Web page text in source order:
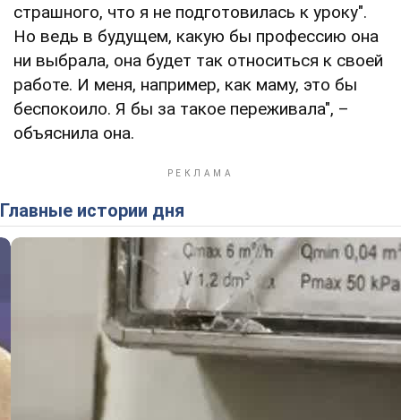
страшного, что я не подготовилась к уроку".
Но ведь в будущем, какую бы профессию она
ни выбрала, она будет так относиться к своей
работе. И меня, например, как маму, это бы
беспокоило. Я бы за такое переживала", –
объяснила она.
Главные истории дня